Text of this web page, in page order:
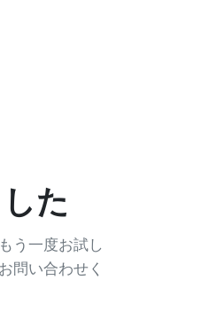
た
う一度お試し
問い合わせく